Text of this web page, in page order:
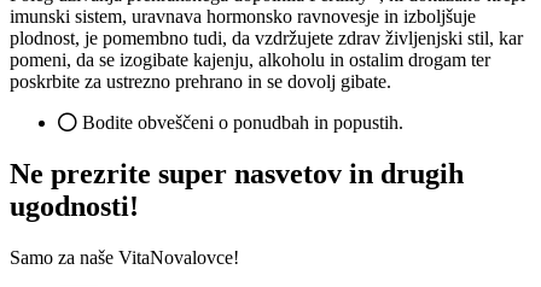
imunski sistem, uravnava hormonsko ravnovesje in izboljšuje
plodnost, je pomembno tudi, da vzdržujete zdrav življenjski stil, kar
pomeni, da se izogibate kajenju, alkoholu in ostalim drogam ter
poskrbite za ustrezno prehrano in se dovolj gibate.
Bodite obveščeni o ponudbah in popustih.
Ne prezrite super nasvetov in drugih
ugodnosti!
Samo za naše VitaNovalovce!